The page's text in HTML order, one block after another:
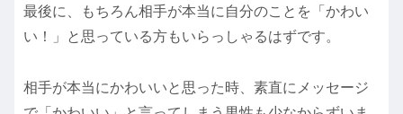
最後に、もちろん相手が本当に自分のことを「かわい
い！」と思っている方もいらっしゃるはずです。
相手が本当にかわいいと思った時、素直にメッセージ